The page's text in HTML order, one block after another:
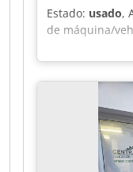
Estado: usado,
de máquina/
mesa:1.000
mm, peso total:
, Control y
SIEMENS •
• Potencia del
2023 • Número